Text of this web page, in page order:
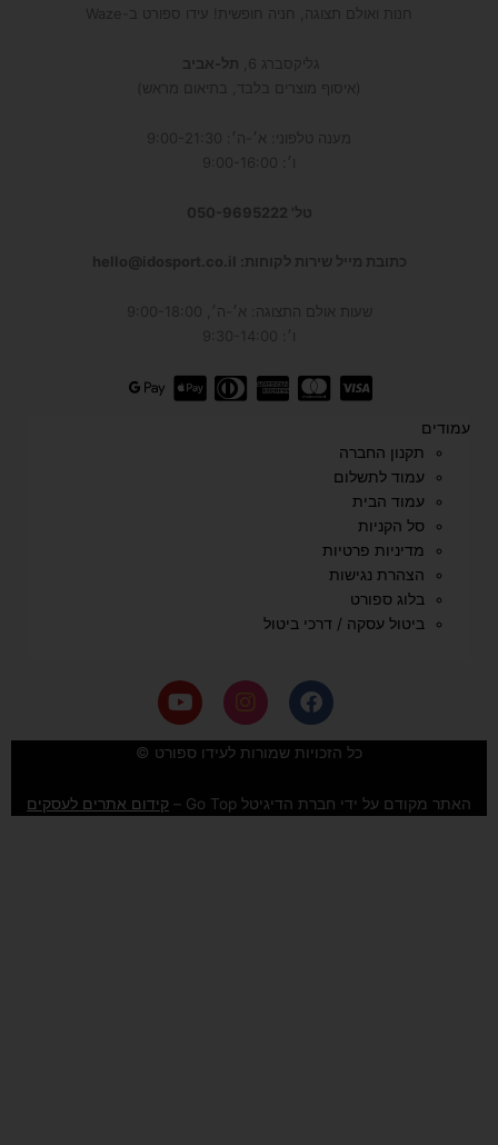
חנות ואולם תצוגה, חניה חופשית! עידו ספורט ב-Waze
גליקסברג 6,
תל-אביב
(איסוף מוצרים בלבד, בתיאום מראש)
מענה טלפוני: א׳-ה׳: 9:00-21:30
ו׳: 9:00-16:00
טל' 050-9695222
כתובת מייל שירות לקוחות: hello@idosport.co.il
שעות אולם התצוגה: א׳-ה׳, 9:00-18:00
ו׳: 9:30-14:00
עמודים
תקנון החברה
עמוד לתשלום
עמוד הבית
סל הקניות
מדיניות פרטיות
הצהרת נגישות
בלוג ספורט
ביטול עסקה / דרכי ביטול
F
a
c
e
o
o
I
n
s
t
g
r
Y
o
u
t
b
e
כל הזכויות שמורות לעידו ספורט ©
האתר מקודם על ידי חברת הדיגיטל Go Top – קידום אתרים לעסקים